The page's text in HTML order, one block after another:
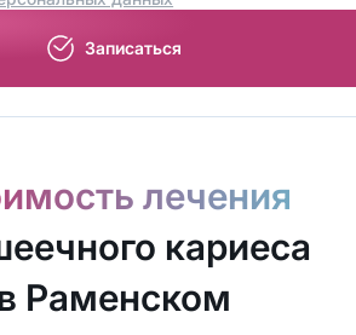
Записаться
лечения
кариеса
в Раменском